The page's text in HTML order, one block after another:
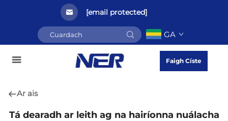
[email protected]
GA
Faigh Císte
Ar ais
Tá dearadh ar leith ag na hairíonna nuálacha